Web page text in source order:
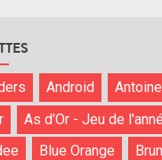
Android
As d'Or - Jeu de
Blue Orange